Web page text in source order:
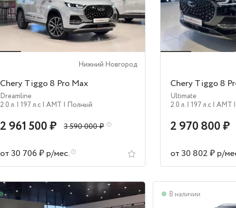
Нижний Новгород
Chery Tiggo 8 Pro Max
Dreamline
2.0 л. | 197 л.c | AMT | Полный
2 961 500 ₽ 3 590 000 ₽
от 30 706 ₽ р/мес.
Chery Tiggo 8
Ultimate
2.0 л. | 197 л.c | AMT
2 970 800 ₽
от 30 802 ₽ р/
В наличии В наличии